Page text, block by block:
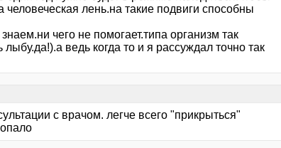
лень.на такие подвиги способны
чего не помогает.типа организм так
ведь когда то и я рассуждал точно так
с врачом. легче всего "прикрыться"